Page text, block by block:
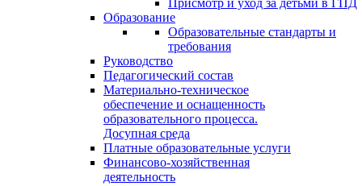
Присмотр и уход за детьми в ГПД
Образование
Образовательные стандарты и
требования
Руководство
Педагогический состав
Материально-техническое
обеспечение и оснащенность
образовательного процесса.
Досупная среда
Платные образовательные услуги
Финансово-хозяйственная
деятельность